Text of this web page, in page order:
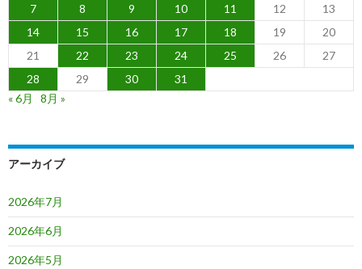
7
8 9 10 11 12
13
14
15 16 17 18 19
20
21
22 23 24 25 26
27
28
29 30
31
« 6月
8月 »
アーカイブ
2026年7月
2026年6月
2026年5月